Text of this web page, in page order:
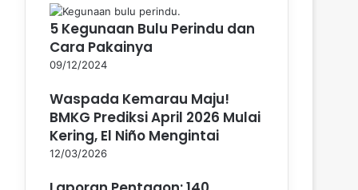
5 Kegunaan Bulu Perindu dan
Cara Pakainya
09/12/2024
Waspada Kemarau Maju!
BMKG Prediksi April 2026 Mulai
Kering, El Niño Mengintai
12/03/2026